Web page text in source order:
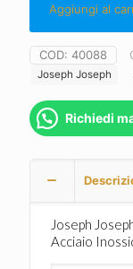
Aggiungi al
COD: 40088
Joseph Joseph
Richiedi
Joseph
Acciaio